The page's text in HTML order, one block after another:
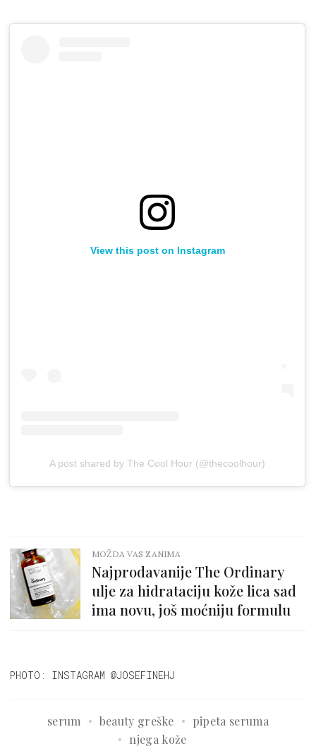
View this post on Instagram
A post shared by The Cool Hour (@thecoolhour)
MOŽDA VAS ZANIMA
Najprodavanije The Ordinary
ulje za hidrataciju kože lica sad
ima novu, još moćniju formulu
PHOTO: INSTAGRAM @JOSEFINEHJ
serum beauty greške
pipeta seruma
njega kože